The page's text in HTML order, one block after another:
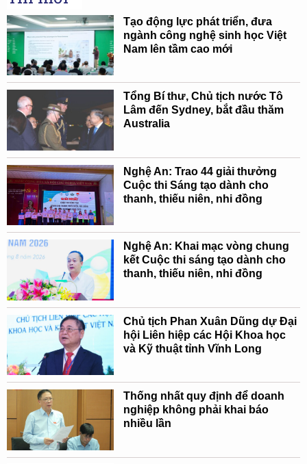
Tạo động lực phát triển, đưa
ngành công nghệ sinh học Việt
Nam lên tầm cao mới
Tổng Bí thư, Chủ tịch nước Tô
Lâm đến Sydney, bắt đầu thăm
Australia
Nghệ An: Trao 44 giải thưởng
Cuộc thi Sáng tạo dành cho
thanh, thiếu niên, nhi đồng
Nghệ An: Khai mạc vòng chung
kết Cuộc thi sáng tạo dành cho
thanh, thiếu niên, nhi đồng
Chủ tịch Phan Xuân Dũng dự Đại
hội Liên hiệp các Hội Khoa học
và Kỹ thuật tỉnh Vĩnh Long
Thống nhất quy định để doanh
nghiệp không phải khai báo
nhiều lần